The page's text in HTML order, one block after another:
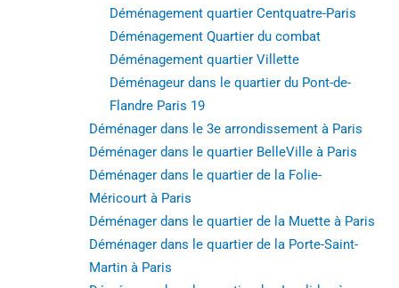
Déménagement quartier Centquatre-Paris
Déménagement Quartier du combat
Déménagement quartier Villette
Déménageur dans le quartier du Pont-de-
Flandre Paris 19
Déménager dans le 3e arrondissement à Paris
Déménager dans le quartier BelleVille à Paris
Déménager dans le quartier de la Folie-
Méricourt à Paris
Déménager dans le quartier de la Muette à Paris
Déménager dans le quartier de la Porte-Saint-
Martin à Paris